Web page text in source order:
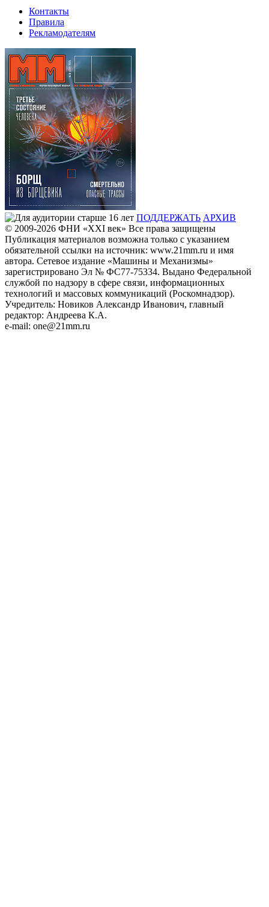
Контакты
Правила
Рекламодателям
ПОДДЕРЖАТЬ АРХИВ
© 2009-2026 ФHИ «XXI век» Все права защищены
Публикация материалов возможна только с указанием
обязательной ссылки на источник: www.21mm.ru и имя
автора. Сетевое издание «Машины и Механизмы»
зарегистрировано Эл № ФС77-75334. Выдано Федеральной
службой по надзору в сфере связи, информационных
технологий и массовых коммуникаций (Роскомнадзор).
Учредитель: Новиков Александр Иванович, главный
редактор: Андреева К.А.
e-mail: one@21mm.ru